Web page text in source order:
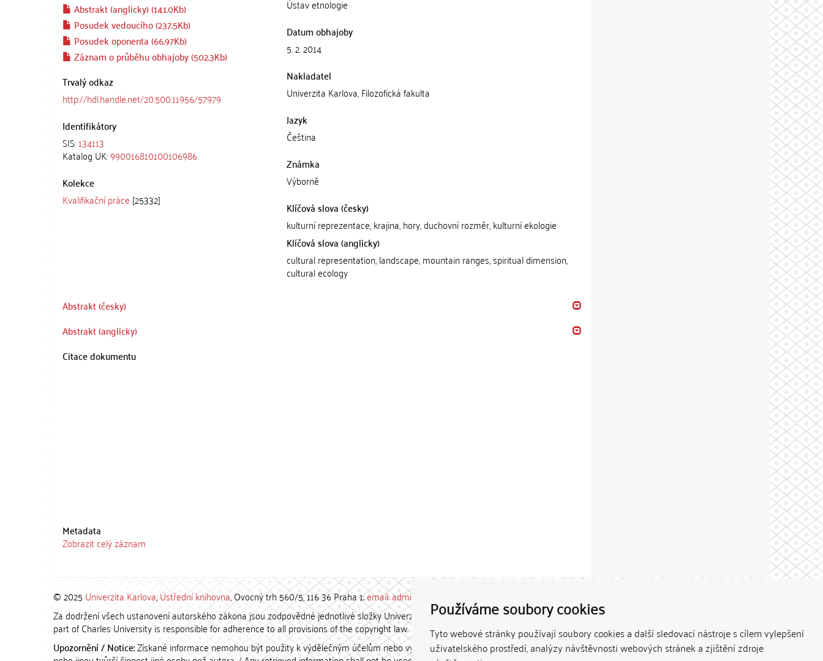
Používáme soubory cookies
Tyto webové stránky používají soubory cookies a další sledovací nástroje s cílem vylepšení
uživatelského prostředí, analýzy návštěvnosti webových stránek a zjištění zdroje
Abstrakt (anglicky) (141.0Kb)
Posudek vedoucího (237.5Kb)
Posudek oponenta (66.97Kb)
Záznam o průběhu obhajoby (502.3Kb)
Trvalý odkaz
http://hdl.handle.net/20.500.11956/57979
Identifikátory
SIS:134113
Katalog UK:990016810100106986
Kolekce
Kvalifikační práce [25332]
Ústav etnologie
Datum obhajoby
5. 2. 2014
Nakladatel
Univerzita Karlova, Filozofická fakulta
Jazyk
Čeština
Známka
Výborně
Klíčová slova (česky)
kulturní reprezentace, krajina, hory, duchovní rozměr, kulturní ekologie
Klíčová slova (anglicky)
cultural representation, landscape, mountain ranges, spiritual dimension,
cultural ecology
Abstrakt (česky)
Abstrakt (anglicky)
Citace dokumentu
Metadata
Zobrazit celý záznam
© 2025 Univerzita Karlova,Ústřední knihovna, Ovocný trh 560/5, 116 36 Praha 1;email: admin-repozitar [at] cuni.cz
Za dodržení všech ustanovení autorského zákona jsou zodpovědné jednotlivé složky Univerzity Karlovy. / Each constituent
part of Charles University is responsible for adherence to all provisions of the copyright law.
Upozornění / Notice:Získané informace nemohou být použity k výdělečným účelům nebo vydávány za studijní, vědeckou